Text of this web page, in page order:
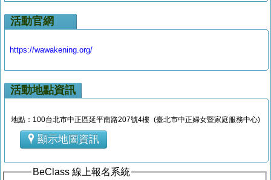
活動官網
https://wawakening.org/
活動地點資訊
地點：100台北市中正區延平南路207號4樓 (臺北市中正婦女暨家庭服務中心)
顯示地圖資訊
BeClass 線上報名系統